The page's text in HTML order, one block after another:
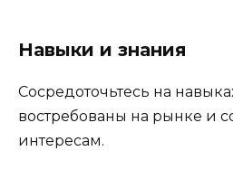
Навыки и знания
Сосредоточьтесь на
востребованы на рынке и
интересам.